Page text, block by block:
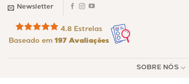
Skip
content
Newsletter
4.8 Estrelas
Baseado em197 Avaliações
SOBRE NÓS